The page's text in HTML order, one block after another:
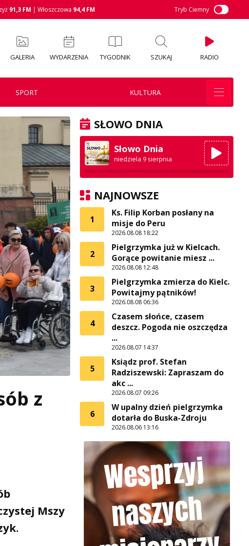
91,3 FM | Włoszczowa 94,4 FM Tryb Ciemny
GALERIA WYDARZENIA TYGODNIK SZUKAJ RADIO
SPORT KULTURA
z
Mszy
SŁOWO DNIA
Słowo Dnia
niedziela 9 sierpnia
NAJNOWSZE
1
Ks. Filip Korban posłany na
misje do Peru
2026.08.08 18:22
2
Pielgrzymka już w Kielcach.
Gorące powitanie miesz ...
2026.08.08 12:48
3
Pielgrzymka zmierza do Kielc.
Powitajmy pątników!
2026.08.08 06:36
4
Czasem słońce, czasem
deszcz. Pogoda nie oszczędza
...
2026.08.07 14:37
5
Ksiądz prof. Stefan
Radziszewski: Zapraszam do
akc ...
2026.08.07 09:26
6
W upalny dzień pielgrzymka
dotarła do Buska-Zdroju
2026.08.06 13:16